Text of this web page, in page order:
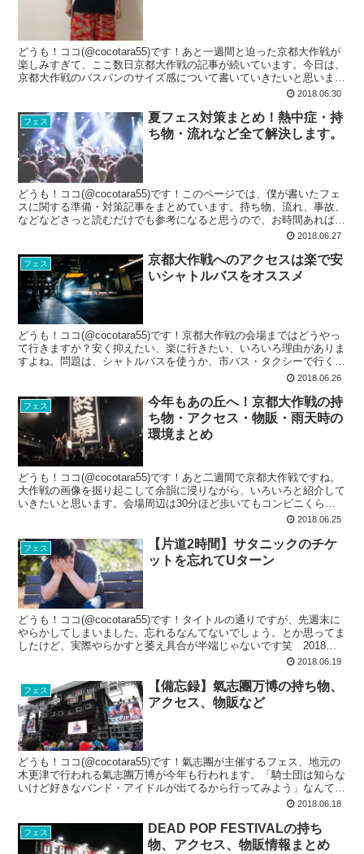
どうも！ココ(@cocotara55)です！あと一週間と迫った京都大作戦が
楽しみすぎて、ここ数日京都大作戦の記事が続いています。今日は、
京都大作戦のバスパンのサイズ感について書いていきたいと思いま
2018.06.30
フェス
夏フェス対策まとめ！熱中症・持
ち物・流れなど全て解決します。
どうも！ココ(@cocotara55)です！このページでは、僕が書いたフェ
スに関する準備・対策記事をまとめています。持ち物、流れ、事故、
などなどさっと読むだけでも参考になると思うので、お時間あれば読
2018.06.27
フェス
京都大作戦へのアクセスは楽で安
いシャトルバスをオススメ
どうも！ココ(@cocotara55)です！京都大作戦の会場まではどうやっ
て行きますか？安く抑えたい、楽に行きたい、いろいろ理由がありま
すよね。問題は、シャトルバスを使うか、市バス・タクシーで行く
2018.06.26
フェス
今年もあの丘へ！京都大作戦の持
ち物・アクセス・物販・雨天時の
環境まとめ
どうも！ココ(@cocotara55)です！あと二週間で京都大作戦ですね。
大作戦の画像を掘り起こして余韻に浸りながら、いろいろと紹介して
いきたいと思います。会場周辺は30分ほど歩いてもコンビニくらい
2018.06.25
フェス
【片道2時間】サタニックのチケ
ットを忘れてUターン
どうも！ココ(@cocotara55)です！タイトルの通りですが、先週末に
やらかしてしまいました。忘れるなんてないでしょう。とか思ってま
したけど、実際やらかすと萎え具合が半端じゃないです笑 2018年
2018.06.19
フェス
【備忘録】氣志團万博の持ち物、
アクセス、物販など
どうも！ココ(@cocotara55)です！氣志團が主催するフェス、地元の
木更津で行われる氣志團万博が今年も行われます。「騎士団は知らな
いけど好きなバンド・アイドルが出てるから行ってみよう」なんて気
2018.06.18
フェス
DEAD POP FESTIVALの持ち
物、アクセス、物販情報まとめ